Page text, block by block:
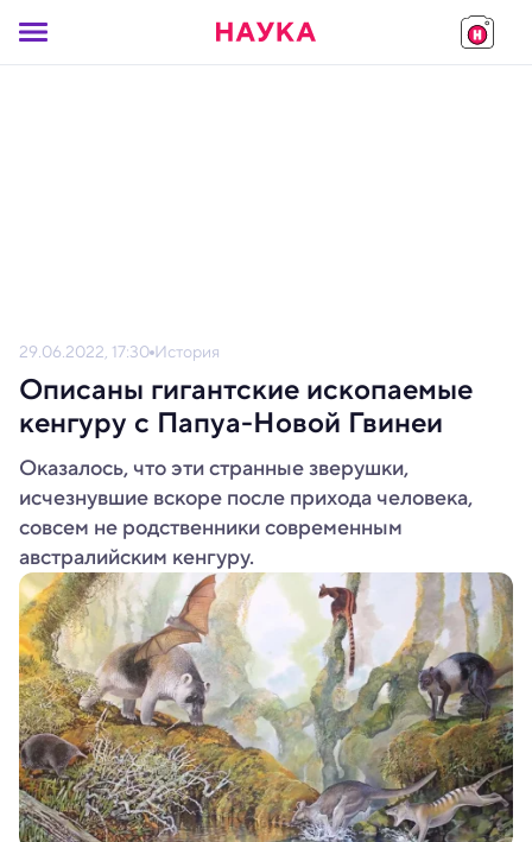
29.06.2022, 17:30 История
Описаны гигантские ископаемые
кенгуру с Папуа-Новой Гвинеи
Оказалось, что эти странные зверушки,
исчезнувшие вскоре после прихода человека,
совсем не родственники современным
австралийским кенгуру.